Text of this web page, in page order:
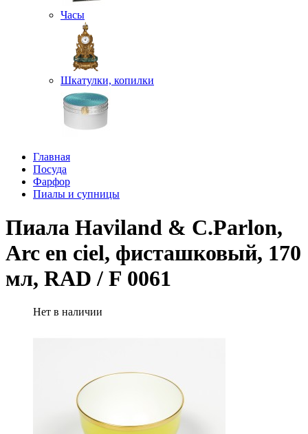
Часы
Шкатулки, копилки
Главная
Посуда
Фарфор
Пиалы и супницы
Пиала Haviland & C.Parlon,
Arc en ciel, фисташковый, 170
мл, RAD / F 0061
Нет в наличии